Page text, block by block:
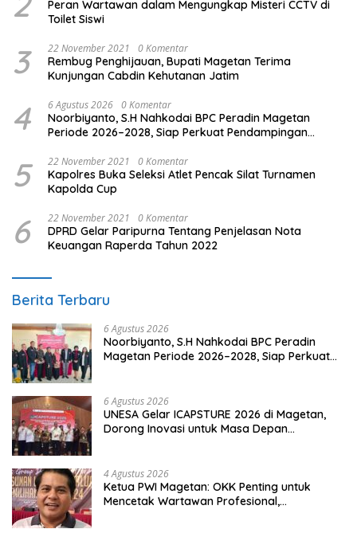
Peran Wartawan dalam Mengungkap Misteri CCTV di
Toilet Siswi
3 22 November 2021 0 Komentar
Rembug Penghijauan, Bupati Magetan Terima
Kunjungan Cabdin Kehutanan Jatim
4 6 Agustus 2026 0 Komentar
Noorbiyanto, S.H Nahkodai BPC Peradin Magetan
Periode 2026–2028, Siap Perkuat Pendampingan
5 22 November 2021 0 Komentar
Kapolres Buka Seleksi Atlet Pencak Silat Turnamen
Kapolda Cup
6 22 November 2021 0 Komentar
DPRD Gelar Paripurna Tentang Penjelasan Nota
Keuangan Raperda Tahun 2022
Berita Terbaru
6 Agustus 2026
Noorbiyanto, S.H Nahkodai BPC Peradin
Magetan Periode 2026–2028, Siap Perkuat
6 Agustus 2026
UNESA Gelar ICAPSTURE 2026 di Magetan,
Dorong Inovasi untuk Masa Depan
4 Agustus 2026
Ketua PWI Magetan: OKK Penting untuk
Mencetak Wartawan Profesional,